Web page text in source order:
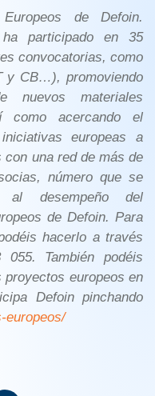
de Defoin.
participado en 35
convocatorias, como
y CB…), promoviendo
nuevos materiales
como acercando el
europeas a
una red de más de
número que se
desempeño del
de Defoin. Para
hacerlo a través
También podéis
europeos en
Defoin pinchando
europeos/